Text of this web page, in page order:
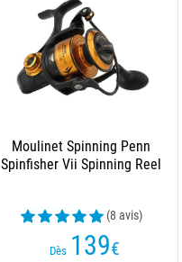
Moulinet Spinning Penn
Spinfisher Vii Spinning Reel
(8 avis)
Dès 139€